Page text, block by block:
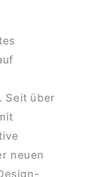
Seit über
neuen